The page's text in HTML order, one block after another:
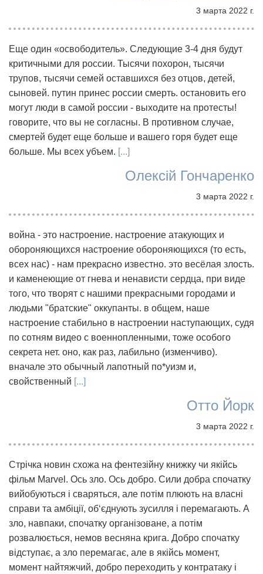
3 марта 2022 г.
Еще один «освободитель». Следующие 3-4 дня будут
критичными для россии. Тысячи похорон, тысячи
трупов, тысячи семей оставшихся без отцов, детей,
сыновей. путин принес россии смерть. остановить его
могут люди в самой россии - выходите на протесты!
говорите, что вы не согласны. В противном случае,
смертей будет еще больше и вашего горя будет еще
больше. Мы всех убъем. [...]
Олексій Гончаренко
3 марта 2022 г.
война - это настроение. настроение атакующих и
обороняющихся настроение обороняющихся (то есть,
всех нас) - нам прекрасно известно. это весёлая злость.
и каменеющие от гнева и ненависти сердца, при виде
того, что творят с нашими прекрасными городами и
людьми "братские" оккупанты. в общем, наше
настроение стабильно в настроении наступающих, судя
по сотням видео с военнопленными, тоже особого
секрета нет. оно, как раз, лабильно (изменчиво).
вначале это обычный лапотный по*уизм и,
свойственный [...]
Отто Йорк
3 марта 2022 г.
Стрічка новин схожа на фентезійну книжку чи якійсь
фільм Marvel. Ось зло. Ось добро. Сили добра спочатку
вийобуються і сваряться, але потім плюють на власні
справи та амбіції, об‘єднують зусилля і перемагають. А
зло, навпаки, спочатку організоване, а потім
розвалюється, немов весняна крига. Добро спочатку
відступає, а зло перемагає, але в якійсь момент,
момент найтяжчий, добро переходить у контратаку і